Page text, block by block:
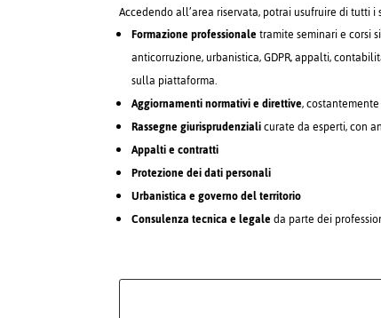
Accedendo all’area riservata, potrai usufruire di tutti i
Formazione professionaletramite seminari e corsi
anticorruzione, urbanistica, GDPR, appalti,
sulla piattaforma.
Aggiornamenti normativi e direttive,
Rassegne giurisprudenzialicurate da esperti, con
Appalti e contratti
Protezione dei dati personali
Urbanistica e governo del territorio
Consulenza tecnica e legaleda parte dei